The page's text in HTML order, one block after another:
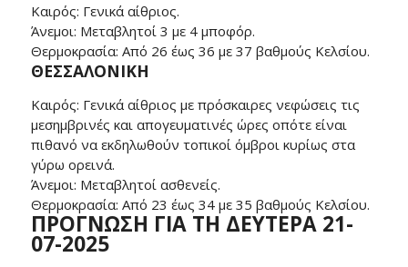
Καιρός: Γενικά αίθριος.
Άνεμοι: Μεταβλητοί 3 με 4 μποφόρ.
Θερμοκρασία: Από 26 έως 36 με 37 βαθμούς Κελσίου.
ΘΕΣΣΑΛΟΝΙΚΗ
Καιρός: Γενικά αίθριος με πρόσκαιρες νεφώσεις τις
μεσημβρινές και απογευματινές ώρες οπότε είναι
πιθανό να εκδηλωθούν τοπικοί όμβροι κυρίως στα
γύρω ορεινά.
Άνεμοι: Μεταβλητοί ασθενείς.
Θερμοκρασία: Από 23 έως 34 με 35 βαθμούς Κελσίου.
ΠΡΟΓΝΩΣΗ ΓΙΑ ΤH ΔΕΥΤΕΡΑ 21-
07-2025